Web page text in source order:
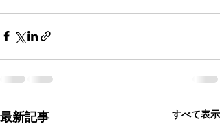
最新記事 すべて表示